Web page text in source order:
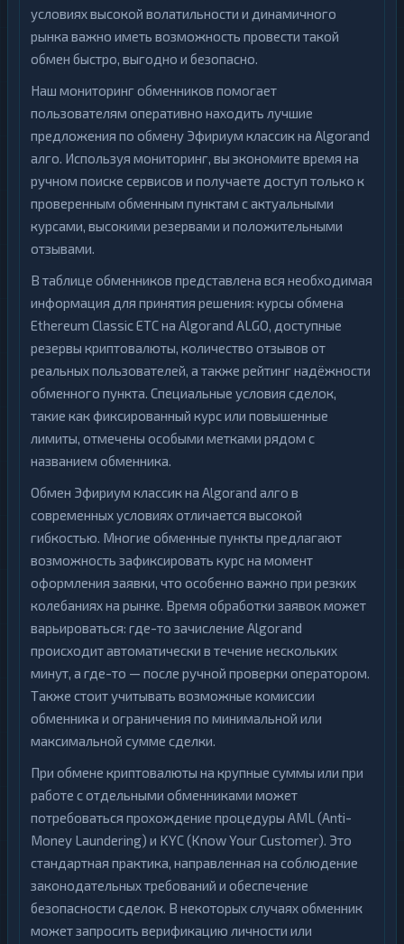
условиях высокой волатильности и динамичного
рынка важно иметь возможность провести такой
обмен быстро, выгодно и безопасно.
Наш мониторинг обменников помогает
пользователям оперативно находить лучшие
предложения по обмену Эфириум классик на Algorand
алго. Используя мониторинг, вы экономите время на
ручном поиске сервисов и получаете доступ только к
проверенным обменным пунктам с актуальными
курсами, высокими резервами и положительными
отзывами.
В таблице обменников представлена вся необходимая
информация для принятия решения: курсы обмена
Ethereum Classic ETC на Algorand ALGO, доступные
резервы криптовалюты, количество отзывов от
реальных пользователей, а также рейтинг надёжности
обменного пункта. Специальные условия сделок,
такие как фиксированный курс или повышенные
лимиты, отмечены особыми метками рядом с
названием обменника.
Обмен Эфириум классик на Algorand алго в
современных условиях отличается высокой
гибкостью. Многие обменные пункты предлагают
возможность зафиксировать курс на момент
оформления заявки, что особенно важно при резких
колебаниях на рынке. Время обработки заявок может
варьироваться: где-то зачисление Algorand
происходит автоматически в течение нескольких
минут, а где-то — после ручной проверки оператором.
Также стоит учитывать возможные комиссии
обменника и ограничения по минимальной или
максимальной сумме сделки.
При обмене криптовалюты на крупные суммы или при
работе с отдельными обменниками может
потребоваться прохождение процедуры AML (Anti-
Money Laundering) и KYC (Know Your Customer). Это
стандартная практика, направленная на соблюдение
законодательных требований и обеспечение
безопасности сделок. В некоторых случаях обменник
может запросить верификацию личности или